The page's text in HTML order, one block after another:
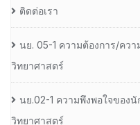
ติดต่อเรา
นย. 05-1 ความต้องการ/คว
วิทยาศาสตร์
นย.02-1 ความพึงพอใจของ
วิทยาศาสตร์